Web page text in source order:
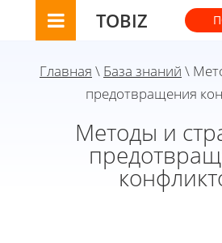
TOBIZ
Главная \ База знаний \
предотвращения
Методы и